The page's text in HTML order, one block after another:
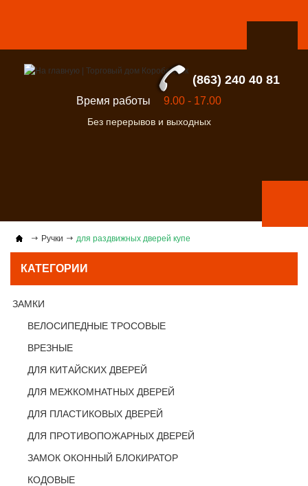
(863) 240 40 81
Время работы 9.00 - 17.00
Без перерывов и выходных
Ручки для раздвижных дверей купе
КАТЕГОРИИ
ЗАМКИ
ВЕЛОСИПЕДНЫЕ ТРОСОВЫЕ
ВРЕЗНЫЕ
ДЛЯ КИТАЙСКИХ ДВЕРЕЙ
ДЛЯ МЕЖКОМНАТНЫХ ДВЕРЕЙ
ДЛЯ ПЛАСТИКОВЫХ ДВЕРЕЙ
ДЛЯ ПРОТИВОПОЖАРНЫХ ДВЕРЕЙ
ЗАМОК ОКОННЫЙ БЛОКИРАТОР
КОДОВЫЕ